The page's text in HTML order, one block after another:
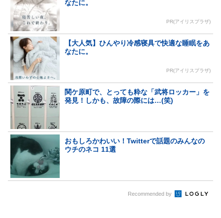
なたに。
PR(アイリスプラザ)
【大人気】ひんやり冷感寝具で快適な睡眠をあ
なたに。
PR(アイリスプラザ)
関ケ原町で、とっても粋な「武将ロッカー」を
発見！しかも、故障の際には…(笑)
おもしろかわいい！Twitterで話題のみんなの
ウチのネコ 11選
Recommended by